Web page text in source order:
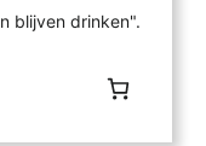
blijven drinken".